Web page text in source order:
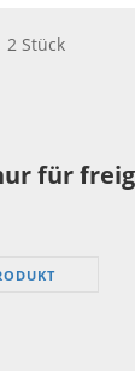
2 Stück
für